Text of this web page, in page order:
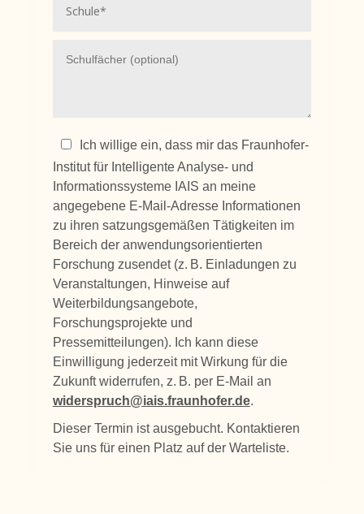
Ich willige ein, dass mir das Fraunhofer-
Institut für Intelligente Analyse- und
Informationssysteme IAIS an meine
angegebene E-Mail-Adresse Informationen
zu ihren satzungsgemäßen Tätigkeiten im
Bereich der anwendungsorientierten
Forschung zusendet (z. B. Einladungen zu
Veranstaltungen, Hinweise auf
Weiterbildungsangebote,
Forschungsprojekte und
Pressemitteilungen). Ich kann diese
Einwilligung jederzeit mit Wirkung für die
Zukunft widerrufen, z. B. per E-Mail an
widerspruch@iais.fraunhofer.de.
Dieser Termin ist ausgebucht. Kontaktieren
Sie uns für einen Platz auf der Warteliste.